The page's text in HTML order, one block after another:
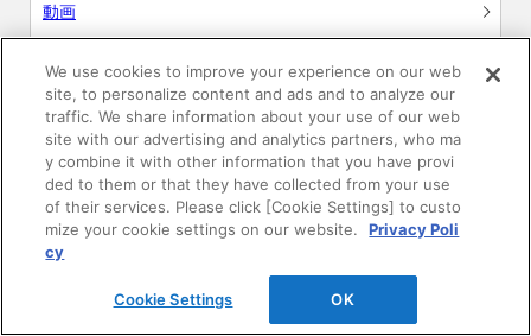
動画
シミュレーションツール
24時間換気システム〈エアスマート〉
簡易設計見積ソフト
R&Dセンター環境測定・分析サービス
商品マスター申し込み
We use cookies to improve your experience on our web
site, to personalize content and ads and to analyze our
traffic. We share information about your use of our web
site with our advertising and analytics partners, who ma
y combine it with other information that you have provi
ded to them or that they have collected from your use
of their services. Please click [Cookie Settings] to custo
mize your cookie settings on our website.
Privacy Poli
cy
Cookie Settings OK